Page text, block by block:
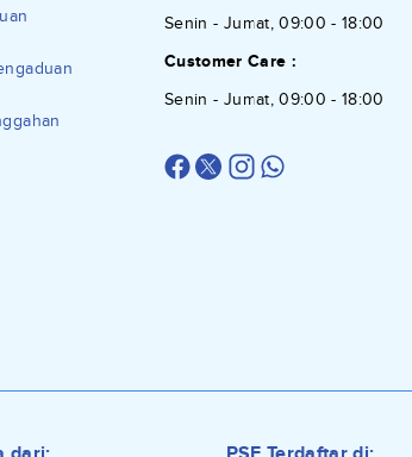
Senin - Jumat, 09:00 - 18:00
Customer Care :
Senin - Jumat, 09:00 - 18:00